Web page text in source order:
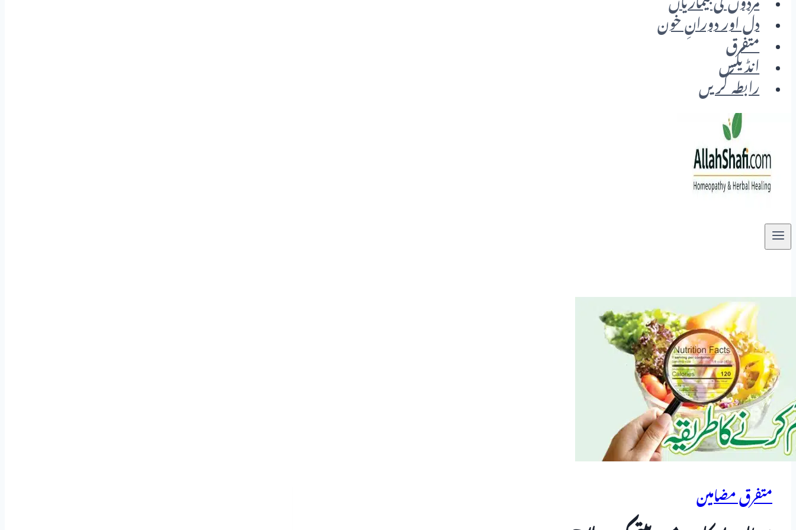
مردوں کی بیماریاں
دل اور دورانِ خون
متفرق
انڈیکس
رابطہ کریں
متفرق مضامین